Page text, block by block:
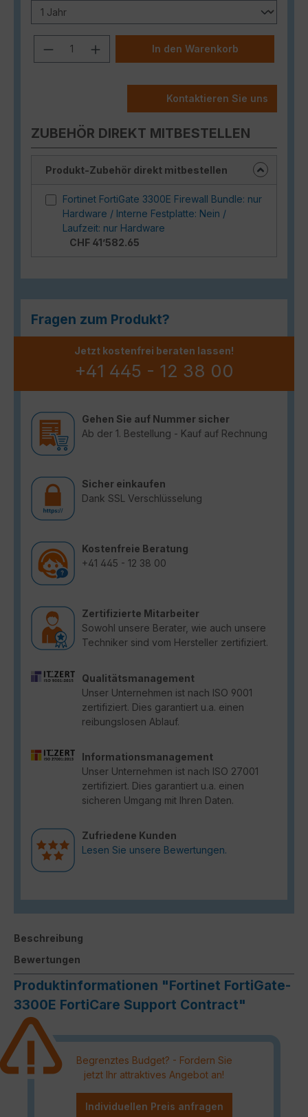
Produkt Anzahl: Gib den
In den Warenkorb
Kontaktieren Sie uns
ZUBEHÖR DIREKT MITBESTELLEN
Produkt-Zubehör direkt mitbestellen
Fortinet FortiGate 3300E Firewall Bundle: nur
Hardware / Interne Festplatte: Nein /
Laufzeit: nur Hardware
CHF 41’582.65
Fragen zum Produkt?
Jetzt kostenfrei beraten lassen!
+41 445 - 12 38 00
Gehen Sie auf Nummer sicher
Ab der 1. Bestellung - Kauf auf Rechnung
Sicher einkaufen
Dank SSL Verschlüsselung
Kostenfreie Beratung
+41 445 - 12 38 00
Zertifizierte Mitarbeiter
Sowohl unsere Berater, wie auch unsere
Techniker sind vom Hersteller zertifiziert.
Qualitätsmanagement
Unser Unternehmen ist nach ISO 9001
zertifiziert. Dies garantiert u.a. einen
reibungslosen Ablauf.
Informationsmanagement
Unser Unternehmen ist nach ISO 27001
zertifiziert. Dies garantiert u.a. einen
sicheren Umgang mit Ihren Daten.
Zufriedene Kunden
Lesen Sie unsere Bewertungen.
Beschreibung
Bewertungen
Produktinformationen "Fortinet FortiGate-
3300E FortiCare Support Contract"
Begrenztes Budget? - Fordern Sie
jetzt Ihr attraktives Angebot an!
Individuellen Preis anfragen